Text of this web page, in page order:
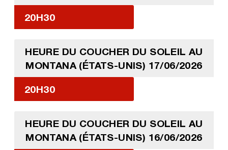
20H30
HEURE DU COUCHER DU SOLEIL AU
MONTANA (ÉTATS-UNIS) 17/06/2026
20H30
HEURE DU COUCHER DU SOLEIL AU
MONTANA (ÉTATS-UNIS) 16/06/2026